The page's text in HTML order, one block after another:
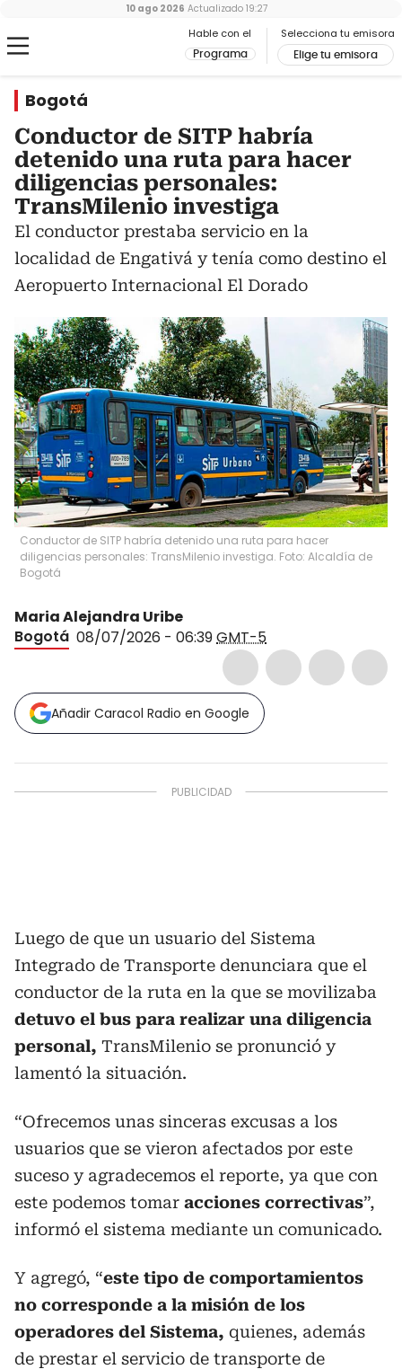
Hable con el
Programa
Selecciona tu emisora
Elige tu emisora
10 ago 2026 Actualizado 19:27
Bogotá
Conductor de SITP habría
detenido una ruta para hacer
diligencias personales:
TransMilenio investiga
El conductor prestaba servicio en la
localidad de Engativá y tenía como destino el
Aeropuerto Internacional El Dorado
Conductor de SITP habría detenido una ruta para hacer
diligencias personales: TransMilenio investiga. Foto: Alcaldía de
Bogotá
Maria Alejandra Uribe
Bogotá 08/07/2026 - 06:39GMT-5
Añadir Caracol Radio en Google
Luego de que un usuario del Sistema
Integrado de Transporte denunciara que el
conductor de la ruta en la que se movilizaba
detuvo el bus para realizar una diligencia
personal, TransMilenio se pronunció y
lamentó la situación.
“Ofrecemos unas sinceras excusas a los
usuarios que se vieron afectados por este
suceso y agradecemos el reporte, ya que con
este podemos tomar acciones correctivas”,
informó el sistema mediante un comunicado.
Y agregó, “este tipo de comportamientos
no corresponde a la misión de los
operadores del Sistema, quienes, además
de prestar el servicio de transporte de